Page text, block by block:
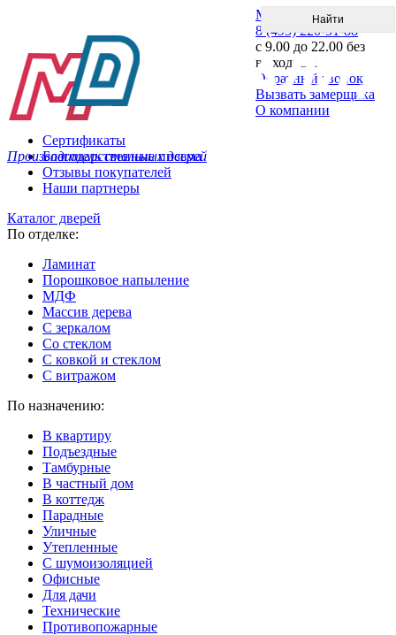
Производитель стальных дверей
Меню
8 (495) 220-51-88
с 9.00 до 22.00 без
выходных
Обратный звонок
Вызвать замерщика
О компании
Сертификаты
Благодарственные письма
Отзывы покупателей
Наши партнеры
Каталог дверей
По отделке:
Ламинат
Порошковое напыление
МДФ
Массив дерева
С зеркалом
Со стеклом
С ковкой и стеклом
С витражом
По назначению:
В квартиру
Подъездные
Тамбурные
В частный дом
В коттедж
Парадные
Уличные
Утепленные
C шумоизоляцией
Офисные
Для дачи
Технические
Противопожарные